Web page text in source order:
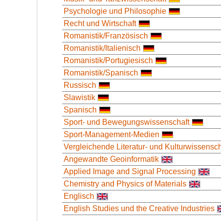
Psychologie und Philosophie
Recht und Wirtschaft
Romanistik/Französisch
Romanistik/Italienisch
Romanistik/Portugiesisch
Romanistik/Spanisch
Russisch
Slawistik
Spanisch
Sport- und Bewegungswissenschaft
Sport-Management-Medien
Vergleichende Literatur- und
Angewandte Geoinformatik
Applied Image and Signal Processing
Chemistry and Physics of Materials
Englisch
English Studies und the Creative Industries